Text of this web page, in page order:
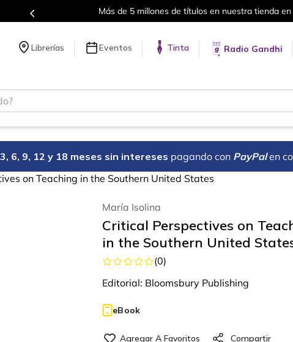
Más de 5 millones de títulos en nuestra tienda en
Librerías Eventos Tinta Radio Gandhi
3, 6, 9, 12 y 18 meses sin intereses pagando con PayPal en
on Teaching in the Southern United States
María Isolina
Critical Perspectives on
in the Southern United
(0)
Editorial: Bloomsbury Publishing
eBook